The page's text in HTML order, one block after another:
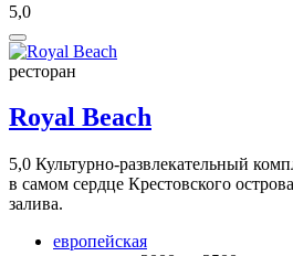
5,0
ресторан
Royal Beach
5,0 Культурно-развлекательный
в самом сердце Крестовского
залива.
европейская